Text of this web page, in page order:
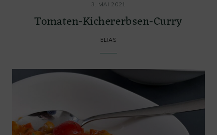
3. MAI 2021
Tomaten-Kichererbsen-Curry
ELIAS